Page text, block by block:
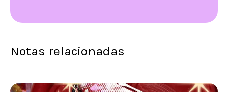
Notas relacionadas